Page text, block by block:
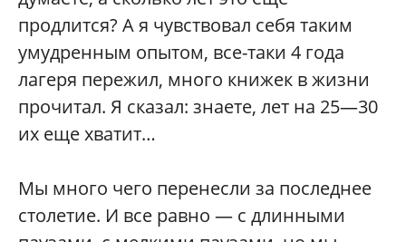
продлится? А я чувствовал себя таким
умудренным опытом, все-таки 4 года
лагеря пережил, много книжек в жизни
прочитал. Я сказал: знаете, лет на 25—30
их еще хватит…
Мы много чего перенесли за последнее
столетие. И все равно — с длинными